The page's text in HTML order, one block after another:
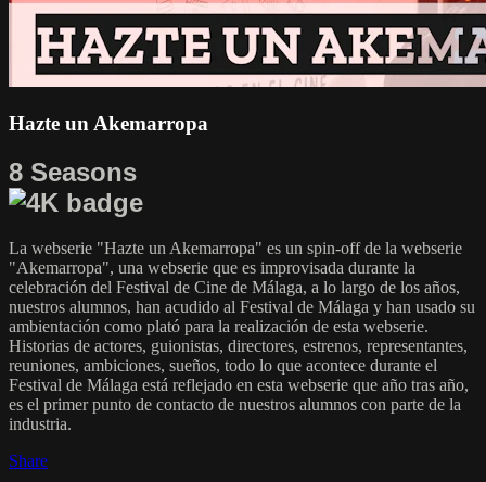
Hazte un Akemarropa
8 Seasons
La webserie "Hazte un Akemarropa" es un spin-off de la webserie
"Akemarropa", una webserie que es improvisada durante la
celebración del Festival de Cine de Málaga, a lo largo de los años,
nuestros alumnos, han acudido al Festival de Málaga y han usado su
ambientación como plató para la realización de esta webserie.
Historias de actores, guionistas, directores, estrenos, representantes,
reuniones, ambiciones, sueños, todo lo que acontece durante el
Festival de Málaga está reflejado en esta webserie que año tras año,
es el primer punto de contacto de nuestros alumnos con parte de la
industria.
Share